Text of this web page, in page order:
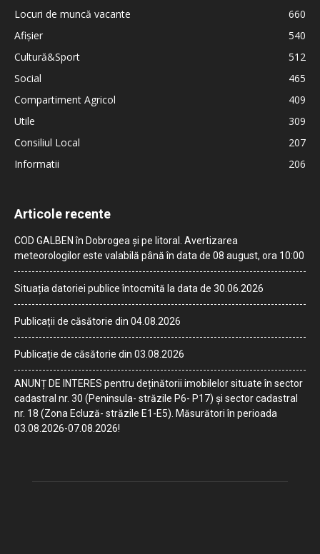
Locuri de muncă vacante
660
Afișier
540
Cultură&Sport
512
Social
465
Compartiment Agricol
409
Utile
309
Consiliul Local
207
Informatii
206
Articole recente
COD GALBEN în Dobrogea și pe litoral. Avertizarea
meteorologilor este valabilă până în data de 08 august, ora 10:00
Situația datoriei publice întocmită la data de 30.06.2026
Publicații de căsătorie din 04.08.2026
Publicație de căsătorie din 03.08.2026
ANUNȚ DE INTERES pentru deținătorii imobilelor situate în sector
cadastral nr. 30 (Peninsula- străzile P6- P17) și sector cadastral
nr. 18 (Zona Ecluză- străzile E1-E5). Măsurători în perioada
03.08.2026-07.08.2026!